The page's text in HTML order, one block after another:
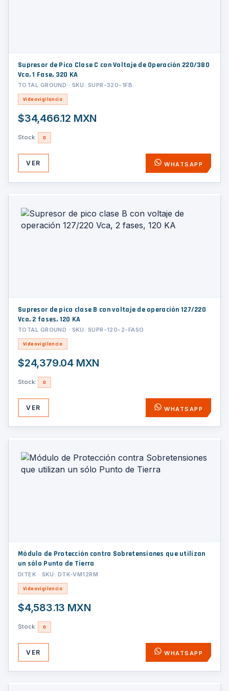
Supresor de Pico Clase C con Voltaje de Operación 220/380
Vca, 1 Fase, 320 KA
TOTAL GROUND · SKU: SUPR-320-1FB
Videovigilancia
$34,466.12 MXN
Stock: 0
VER WHATSAPP
Supresor de pico clase B con voltaje de operación 127/220
Vca, 2 fases, 120 KA
TOTAL GROUND · SKU: SUPR-120-2-FASO
Videovigilancia
$24,379.04 MXN
Stock: 0
VER WHATSAPP
Módulo de Protección contra Sobretensiones que utilizan
un sólo Punto de Tierra
DITEK · SKU: DTK-VM12RM
Videovigilancia
$4,583.13 MXN
Stock: 0
VER WHATSAPP